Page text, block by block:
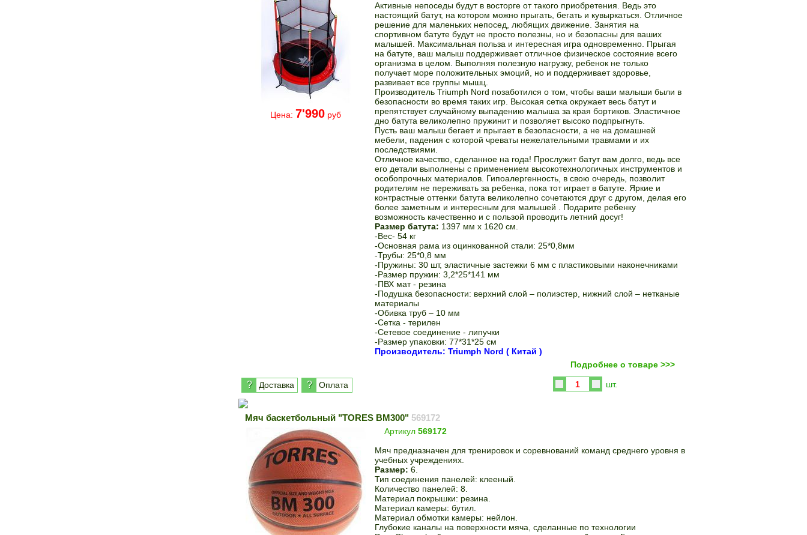
Цена: 7'990 руб
Активные непоседы будут в восторге от такого приобретения. Ведь это
настоящий батут, на котором можно прыгать, бегать и кувыркаться. Отличное
решение для маленьких непосед, любящих движение. Занятия на
спортивном батуте будут не просто полезны, но и безопасны для ваших
малышей. Максимальная польза и интересная игра одновременно. Прыгая
на батуте, ваш малыш поддерживает отличное физическое состояние всего
организма в целом. Выполняя полезную нагрузку, ребенок не только
получает море положительных эмоций, но и поддерживает здоровье,
развивает все группы мышц.
Производитель Triumph Nord позаботился о том, чтобы ваши малыши были в
безопасности во время таких игр. Высокая сетка окружает весь батут и
препятствует случайному выпадению малыша за края бортиков. Эластичное
дно батута великолепно пружинит и позволяет высоко подпрыгнуть.
Пусть ваш малыш бегает и прыгает в безопасности, а не на домашней
мебели, падения с которой чреваты нежелательными травмами и их
последствиями.
Отличное качество, сделанное на года! Прослужит батут вам долго, ведь все
его детали выполнены с применением высокотехнологичных инструментов и
особопрочных материалов. Гипоалергенность, в свою очередь, позволит
родителям не переживать за ребенка, пока тот играет в батуте. Яркие и
контрастные оттенки батута великолепно сочетаются друг с другом, делая его
более заметным и интересным для малышей . Подарите ребенку
возможность качественно и с пользой проводить летний досуг!
Размер батута: 1397 мм х 1620 см.
-Вес- 54 кг
-Основная рама из оцинкованной стали: 25*0,8мм
-Трубы: 25*0,8 мм
-Пружины: 30 шт, эластичные застежки 6 мм с пластиковыми наконечниками
-Размер пружин: 3,2*25*141 мм
-ПВХ мат - резина
-Подушка безопасности: верхний слой – полиэстер, нижний слой – нетканые
материалы
-Обивка труб – 10 мм
-Сетка - терилен
-Сетевое соединение - липучки
-Размер упаковки: 77*31*25 см
Производитель: Triumph Nord ( Китай )
? Доставка ? Оплата
Подробнее о товаре >>>
шт.
Мяч баскетбольный "TORES BM300" 569172
Артикул 569172
Мяч предназначен для тренировок и соревнований команд среднего уровня в
учебных учреждениях.
Размер: 6.
Тип соединения панелей: клееный.
Количество панелей: 8.
Материал покрышки: резина.
Материал камеры: бутил.
Материал обмотки камеры: нейлон.
Глубокие каналы на поверхности мяча, сделанные по технологии